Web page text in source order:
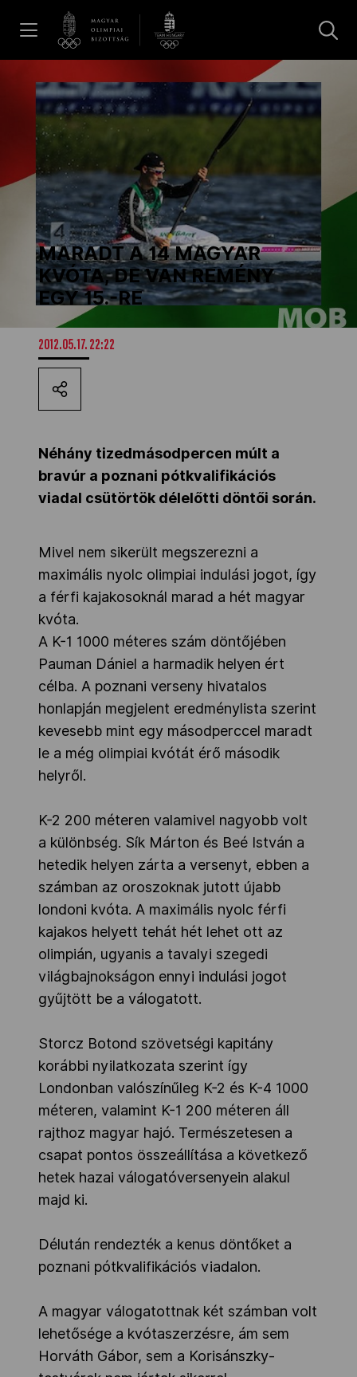
Hírek
Galéria
Dakar 2026
Los Angeles 2028
MOB
Kettőskarrier-program
NOB
Társszervezetek
OVEP
Adatbank
MARADT A 14 MAGYAR
KVÓTA, DE VAN REMÉNY
EGY 15.-RE
2012.05.17. 22:22
Néhány tizedmásodpercen múlt a
bravúr a poznani pótkvalifikációs
viadal csütörtök délelőtti döntői során.
Mivel nem sikerült megszerezni a
maximális nyolc olimpiai indulási jogot, így
a férfi kajakosoknál marad a hét magyar
kvóta.
A K-1 1000 méteres szám döntőjében
Pauman Dániel a harmadik helyen ért
célba. A poznani verseny hivatalos
honlapján megjelent eredménylista szerint
kevesebb mint egy másodperccel maradt
le a még olimpiai kvótát érő második
helyről.
K-2 200 méteren valamivel nagyobb volt
a különbség. Sík Márton és Beé István a
hetedik helyen zárta a versenyt, ebben a
számban az oroszoknak jutott újabb
londoni kvóta. A maximális nyolc férfi
kajakos helyett tehát hét lehet ott az
olimpián, ugyanis a tavalyi szegedi
világbajnokságon ennyi indulási jogot
gyűjtött be a válogatott.
Storcz Botond szövetségi kapitány
korábbi nyilatkozata szerint így
Londonban valószínűleg K-2 és K-4 1000
méteren, valamint K-1 200 méteren áll
rajthoz magyar hajó. Természetesen a
csapat pontos összeállítása a következő
hetek hazai válogatóversenyein alakul
majd ki.
Délután rendezték a kenus döntőket a
poznani pótkvalifikációs viadalon.
A magyar válogatottnak két számban volt
lehetősége a kvótaszerzésre, ám sem
Horváth Gábor, sem a Korisánszky-